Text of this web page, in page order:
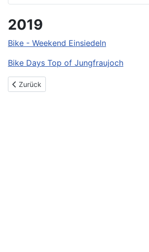
2019
Bike - Weekend Einsiedeln
Bike Days Top of Jungfraujoch
Vorheriger Beitrag: 2020
Zurück